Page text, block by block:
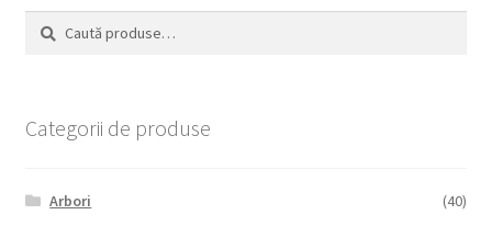
Caută
după:
Caută
Categorii de produse
Arbori
(40)